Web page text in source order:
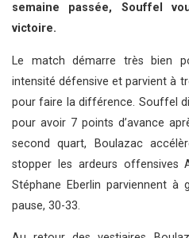
semaine passée, Souffel
victoire.
Le match démarre très bien
intensité défensive et parvient à
pour faire la différence. Souffel
pour avoir 7 points d’avance
second quart, Boulazac
stopper les ardeurs offensives
Stéphane Eberlin parviennent à
pause, 30-33.